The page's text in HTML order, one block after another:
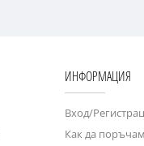
ИНФОРМАЦИЯ
Вход/
Как да поръчам